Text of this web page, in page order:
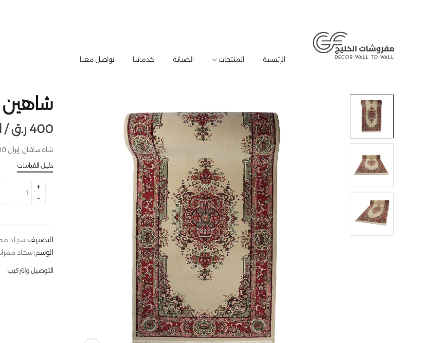
الرئيسية المنتجات الصيانة خدماتنا تواصل معنا
شاهين 117-
للقطعة / 400 ر.ق
شاه سافان-إيران 100X400
دليل القياسات
التصنيف:سجاد
الوسم:سجاد
التوصيل والتركيب